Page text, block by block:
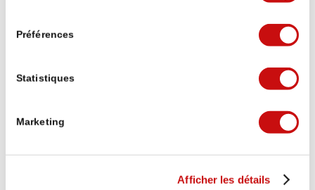
Préférences
Statistiques
Marketing
Afficher les détails
entre 1658 et 1678 par Kaspar Stockalper vom